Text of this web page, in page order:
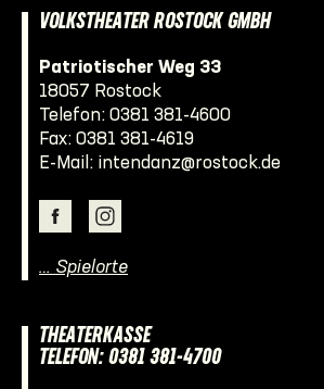
VOLKSTHEATER ROSTOCK GMBH
Patriotischer Weg 33
18057 Rostock
Telefon: 0381 381-4600
Fax: 0381 381-4619
E-Mail: intendanz@rostock.de
… Spielorte
THEATERKASSE
TELEFON: 0381 381-4700